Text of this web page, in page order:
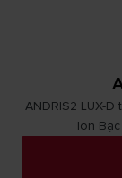
ANDRIS2 LUX-
Ion